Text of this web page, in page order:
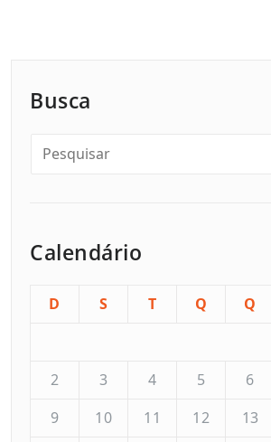
Busca
Calendário
D S T Q Q
2
3 4 5 6
9
10 11 12 13